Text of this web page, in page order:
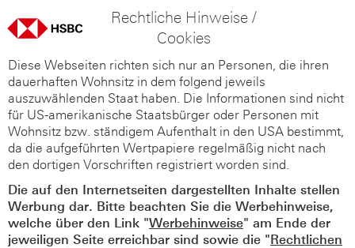
Rechtliche Hinweise /
Cookies
Diese Webseiten richten sich nur an Personen, die ihren
dauerhaften Wohnsitz in dem folgend jeweils
auszuwählenden Staat haben. Die Informationen sind nicht
für US-amerikanische Staatsbürger oder Personen mit
Wohnsitz bzw. ständigem Aufenthalt in den USA bestimmt,
da die aufgeführten Wertpapiere regelmäßig nicht nach
den dortigen Vorschriften registriert worden sind.
Die auf den Internetseiten dargestellten Inhalte stellen
Werbung dar. Bitte beachten Sie die Werbehinweise,
welche über den Link "Werbehinweise" am Ende der
jeweiligen Seite erreichbar sind sowie die "Rechtlichen